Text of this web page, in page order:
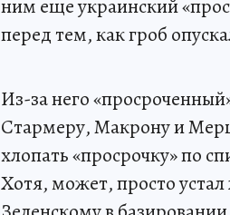
ним еще украинский
перед тем, как гроб
Из-за него
Стармеру, Макрону и
хлопать «просрочку» по
Хотя, может, просто